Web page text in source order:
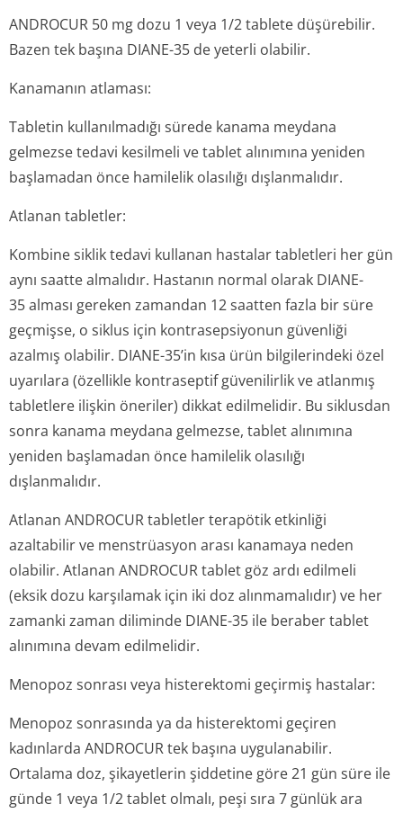
ANDROCUR 50 mg dozu 1 veya 1/2 tablete düşürebilir.
Bazen tek başına DIANE-35 de yeterli olabilir.
Kanamanın atlaması:
Tabletin kullanılmadığı sürede kanama meydana
gelmezse tedavi kesilmeli ve tablet alınımına yeniden
başlamadan önce hamilelik olasılığı dışlanmalıdır.
Atlanan tabletler:
Kombine siklik tedavi kullanan hastalar tabletleri her gün
aynı saatte almalıdır. Hastanın normal olarak DIANE-
35 alması gereken zamandan 12 saatten fazla bir süre
geçmişse, o siklus için kontrasepsiyonun güvenliği
azalmış olabilir. DIANE-35’in kısa ürün bilgilerindeki özel
uyarılara (özellikle kontraseptif güvenilirlik ve atlanmış
tabletlere ilişkin öneriler) dikkat edilmelidir. Bu siklusdan
sonra kanama meydana gelmezse, tablet alınımına
yeniden başlamadan önce hamilelik olasılığı
dışlanmalıdır.
Atlanan ANDROCUR tabletler terapötik etkinliği
azaltabilir ve menstrüasyon arası kanamaya neden
olabilir. Atlanan ANDROCUR tablet göz ardı edilmeli
(eksik dozu karşılamak için iki doz alınmamalıdır) ve her
zamanki zaman diliminde DIANE-35 ile beraber tablet
alınımına devam edilmelidir.
Menopoz sonrası veya histerektomi geçirmiş hastalar:
Menopoz sonrasında ya da histerektomi geçiren
kadınlarda ANDROCUR tek başına uygulanabilir.
Ortalama doz, şikayetlerin şiddetine göre 21 gün süre ile
günde 1 veya 1/2 tablet olmalı, peşi sıra 7 günlük ara